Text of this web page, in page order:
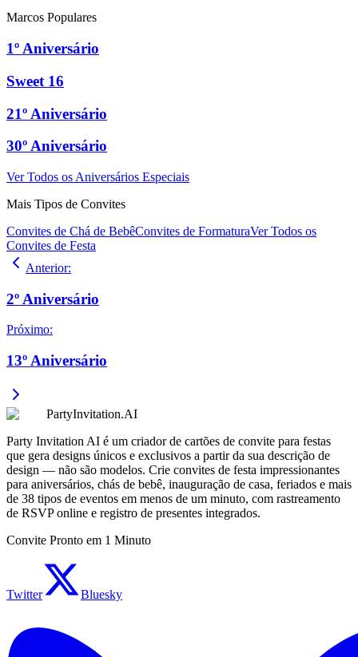
Marcos Populares
1º Aniversário
Sweet 16
21º Aniversário
30º Aniversário
Ver Todos os Aniversários Especiais
Mais Tipos de Convites
Convites de Chá de BebêConvites de FormaturaVer Todos os
Convites de Festa
Anterior:
2º Aniversário
Próximo:
13º Aniversário
PartyInvitation.AI
Party Invitation AI é um criador de cartões de convite para festas
que gera designs únicos e exclusivos a partir da sua descrição de
design — não são modelos. Crie convites de festa impressionantes
para aniversários, chás de bebê, inauguração de casa, feriados e mais
de 38 tipos de eventos em menos de um minuto, com rastreamento
de RSVP online e registro de presentes integrados.
Convite Pronto em 1 Minuto
Twitter Bluesky